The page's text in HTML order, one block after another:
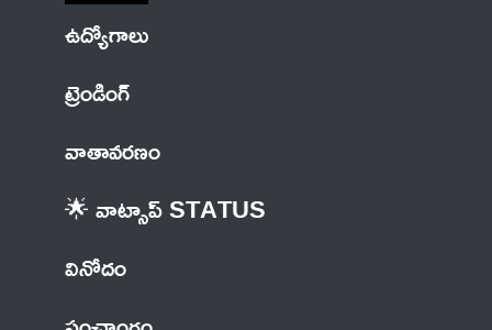
ఉద్యోగాలు
ట్రెండింగ్
వాతావరణం
🌟 వాట్సాప్ STATUS
వినోదం